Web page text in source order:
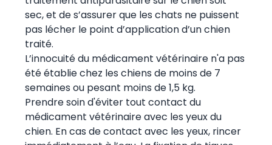
sec, et de s’assurer que les chats ne puissent
pas lécher le point d’application d’un chien
traité.
L’innocuité du médicament vétérinaire n'a pas
été établie chez les chiens de moins de 7
semaines ou pesant moins de 1,5 kg.
Prendre soin d'éviter tout contact du
médicament vétérinaire avec les yeux du
chien. En cas de contact avec les yeux, rincer